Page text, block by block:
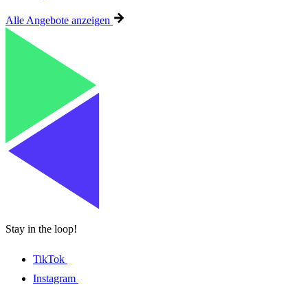
Alle Angebote anzeigen
Stay in the loop!
TikTok
Instagram